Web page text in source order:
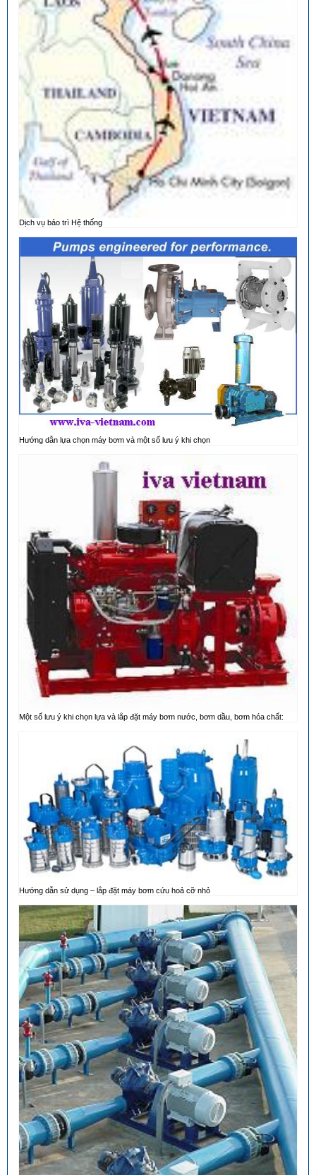
Dịch vụ bảo trì Hệ thống
Hướng dẫn lựa chọn máy bơm và một số lưu ý khi chọn
Một số lưu ý khi chọn lựa và lắp đặt máy bơm nước, bơm dầu, bơm hóa chất:
Hướng dẫn sử dụng – lắp đặt máy bơm cứu hoả cỡ nhỏ